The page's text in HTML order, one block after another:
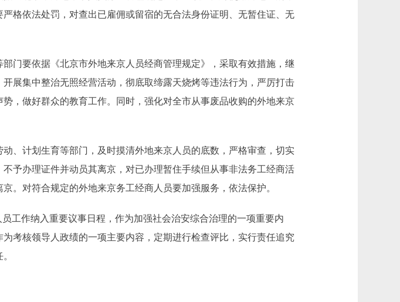
格依法处罚，对查出已雇佣或留宿的无合法身份证明、无暂住证、无
要依据《北京市外地来京人员经商管理规定》，采取有效措施，继
展集中整治无照经营活动，彻底取缔露天烧烤等违法行为，严厉打击
，做好群众的教育工作。同时，强化对全市从事废品收购的外地来京
计划生育等部门，及时摸清外地来京人员的底数，严格审查，切实
予办理证件并动员其离京，对已办理暂住手续但从事非法务工经商活
。对符合规定的外地来京务工经商人员要加强服务，依法保护。
作纳入重要议事日程，作为加强社会治安综合治理的一项重要内
考核领导人政绩的一项主要内容，定期进行检查评比，实行责任追究